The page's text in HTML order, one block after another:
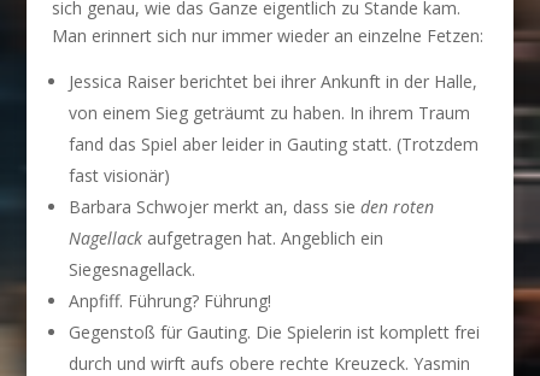
sich genau, wie das Ganze eigentlich zu Stande kam.
Man erinnert sich nur immer wieder an einzelne Fetzen:
Jessica Raiser berichtet bei ihrer Ankunft in der Halle,
von einem Sieg geträumt zu haben. In ihrem Traum
fand das Spiel aber leider in Gauting statt. (Trotzdem
fast visionär)
Barbara Schwojer merkt an, dass sie den roten
Nagellackaufgetragen hat. Angeblich ein
Siegesnagellack.
Anpfiff. Führung? Führung!
Gegenstoß für Gauting. Die Spielerin ist komplett frei
durch und wirft aufs obere rechte Kreuzeck. Yasmin